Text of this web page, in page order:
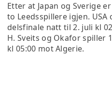
Etter at Japan og Sverige
to Leedsspillere igjen.
delsfinale natt til 2. juli kl
H. Sveits og Okafor spiller
kl 05:00 mot Algerie.